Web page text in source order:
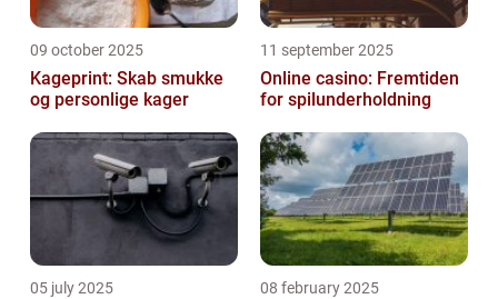
09 october 2025
Kageprint: Skab smukke
og personlige kager
11 september 2025
Online casino: Fremtiden
for spilunderholdning
05 july 2025 08 february 2025